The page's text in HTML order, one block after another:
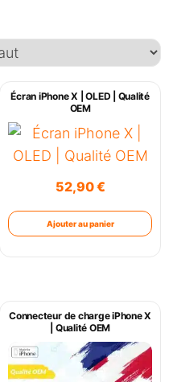
Écran iPhone X | OLED | Qualité
OEM
52,90€
Ajouter au panier
Connecteur de charge iPhone X
| Qualité OEM